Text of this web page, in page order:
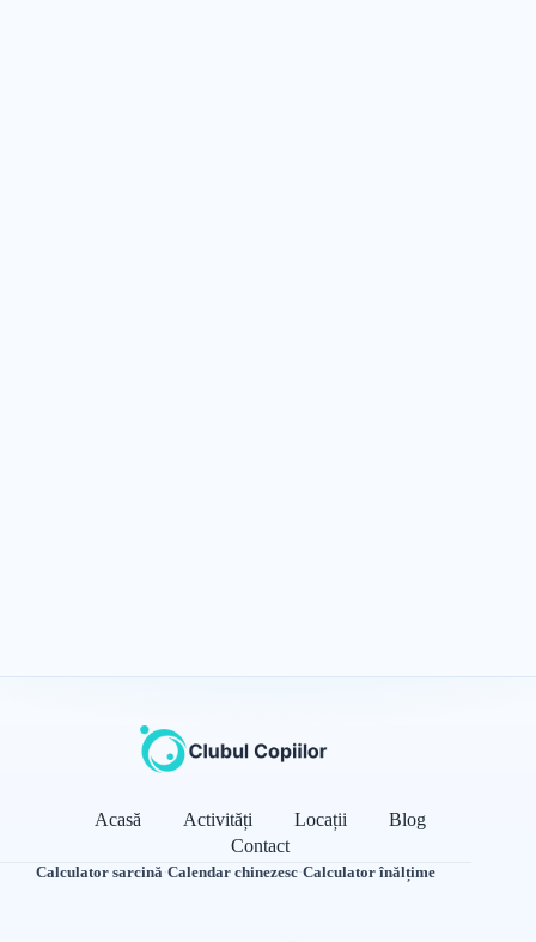
Acasă Activități Locații
Blog
Contact
Calculator sarcină·Calendar chinezesc·Calculator înălțime